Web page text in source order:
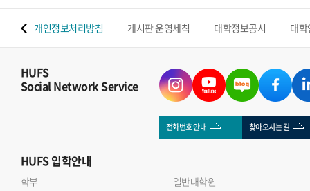
개인정보처리방침 게시판 운영세칙 대학정보공시 대
HUFS
Social Network Service
전화번호 안내 찾아오시는 길
HUFS입학안내
학부
일반대학원